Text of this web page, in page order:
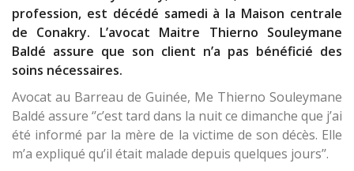
profession, est décédé samedi à la Maison centrale
de Conakry. L’avocat Maitre Thierno Souleymane
Baldé assure que son client n’a pas bénéficié des
soins nécessaires.
Avocat au Barreau de Guinée, Me Thierno Souleymane
Baldé assure ‘’c’est tard dans la nuit ce dimanche que j’ai
été informé par la mère de la victime de son décès. Elle
m’a expliqué qu’il était malade depuis quelques jours’’.